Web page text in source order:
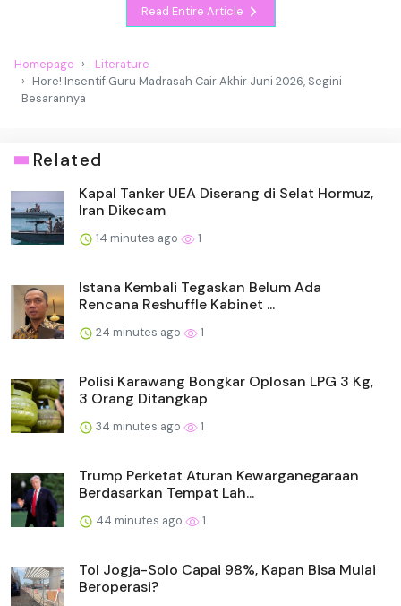
Read Entire Article
Homepage
Literature
Hore! Insentif Guru Madrasah Cair Akhir Juni 2026, Segini
Besarannya
Related
Kapal Tanker UEA Diserang di Selat Hormuz,
Iran Dikecam
14 minutes ago 1
Istana Kembali Tegaskan Belum Ada
Rencana Reshuffle Kabinet ...
24 minutes ago 1
Polisi Karawang Bongkar Oplosan LPG 3 Kg,
3 Orang Ditangkap
34 minutes ago 1
Trump Perketat Aturan Kewarganegaraan
Berdasarkan Tempat Lah...
44 minutes ago 1
Tol Jogja-Solo Capai 98%, Kapan Bisa Mulai
Beroperasi?